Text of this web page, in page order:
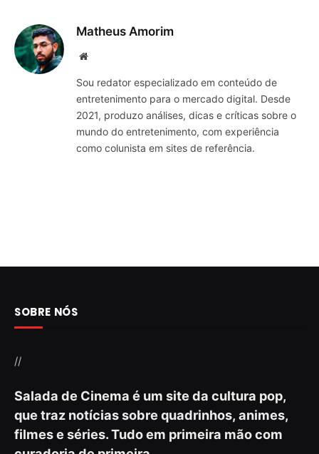
Matheus Amorim
Website
Sou redator especializado em conteúdo de
entretenimento para o mercado digital. Desde
2021, produzo análises, dicas e críticas sobre o
mundo do entretenimento, com experiência
como colunista em sites de referência.
SOBRE NÓS
//
Salada de Cinema é um site da cultura pop,
que traz notícias sobre quadrinhos, animes,
filmes e séries. Tudo em primeira mão com